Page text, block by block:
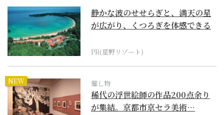
静かな波のせせらぎと、満天の星
が広がり、くつろぎを体感できる
PR(星野リゾート)
NEW 催し物
稀代の浮世絵師の作品200点余り
が集結。京都市京セラ美術…